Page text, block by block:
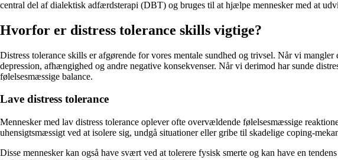
central del af dialektisk adfærdsterapi (DBT) og bruges til at hjælpe mennesker med at
Hvorfor er distress tolerance skills vigtige?
Distress tolerance skills er afgørende for vores mentale sundhed og trivsel. Når vi
depression, afhængighed og andre negative konsekvenser. Når vi derimod har sunde
følelsesmæssige balance.
Lave distress tolerance
Mennesker med lav distress tolerance oplever ofte overvældende følelsesmæssige
uhensigtsmæssigt ved at isolere sig, undgå situationer eller gribe til skadelige coping-
Disse mennesker kan også have svært ved at tolerere fysisk smerte og kan have en